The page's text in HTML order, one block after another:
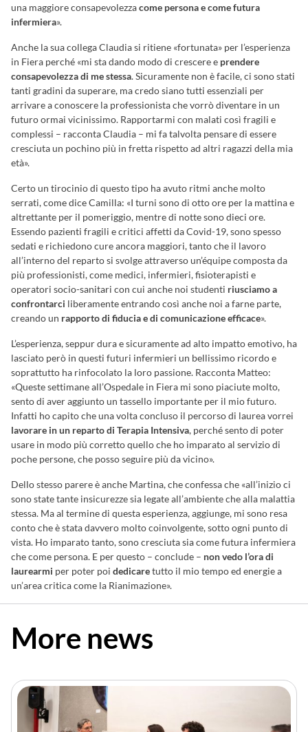
una maggiore consapevolezzacome persona e come futura
infermiera».
Anche la sua collega Claudia si ritiene «fortunata» per l’esperienza
in Fiera perché «mi sta dando modo di crescere e prendere
consapevolezza di me stessa. Sicuramente non è facile, ci sono stati
tanti gradini da superare, ma credo siano tutti essenziali per
arrivare a conoscere la professionista che vorrò diventare in un
futuro ormai vicinissimo. Rapportarmi con malati così fragili e
complessi – racconta Claudia – mi fa talvolta pensare di essere
cresciuta un pochino più in fretta rispetto ad altri ragazzi della mia
età».
Certo un tirocinio di questo tipo ha avuto ritmi anche molto
serrati, come dice Camilla: «I turni sono di otto ore per la mattina e
altrettante per il pomeriggio, mentre di notte sono dieci ore.
Essendo pazienti fragili e critici affetti da Covid-19, sono spesso
sedati e richiedono cure ancora maggiori, tanto che il lavoro
all’interno del reparto si svolge attraverso un’équipe composta da
più professionisti, come medici, infermieri, fisioterapisti e
operatori socio-sanitari con cui anche noi studenti riusciamo a
confrontarci liberamente entrando così anche noi a farne parte,
creando un rapporto di fiducia e di comunicazione efficace».
L’esperienza, seppur dura e sicuramente ad alto impatto emotivo, ha
lasciato però in questi futuri infermieri un bellissimo ricordo e
soprattutto ha rinfocolato la loro passione. Racconta Matteo:
«Queste settimane all’Ospedale in Fiera mi sono piaciute molto,
sento di aver aggiunto un tassello importante per il mio futuro.
Infatti ho capito che una volta concluso il percorso di laurea vorrei
lavorare in un reparto di Terapia Intensiva, perché sento di poter
usare in modo più corretto quello che ho imparato al servizio di
poche persone, che posso seguire più da vicino».
Dello stesso parere è anche Martina, che confessa che «all’inizio ci
sono state tante insicurezze sia legate all’ambiente che alla malattia
stessa. Ma al termine di questa esperienza, aggiunge, mi sono resa
conto che è stata davvero molto coinvolgente, sotto ogni punto di
vista. Ho imparato tanto, sono cresciuta sia come futura infermiera
che come persona. E per questo – conclude – non vedo l’ora di
laurearmi per poter poi dedicaretutto il mio tempo ed energie a
un’area critica come la Rianimazione».
More news